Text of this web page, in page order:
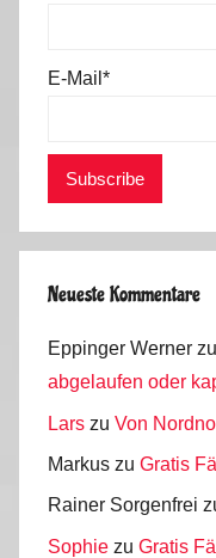
E-Mail*
Neueste Kommentare
Eppinger Werner zu
abgelaufen oder
Lars zu Von
Markus zu Gratis
Rainer Sorgenfrei
Sophie zu Gratis